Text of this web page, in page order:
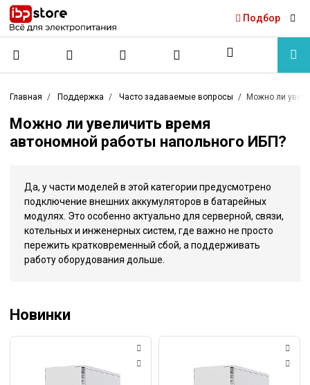
Подбор
Главная Поддержка Часто задаваемые вопросы Можно ли
Можно ли увеличить время
автономной работы напольного ИБП?
Да, у части моделей в этой категории предусмотрено
подключение внешних аккумуляторов в батарейных
модулях. Это особенно актуально для серверной, связи,
котельных и инженерных систем, где важно не просто
пережить кратковременный сбой, а поддерживать
работу оборудования дольше.
Новинки